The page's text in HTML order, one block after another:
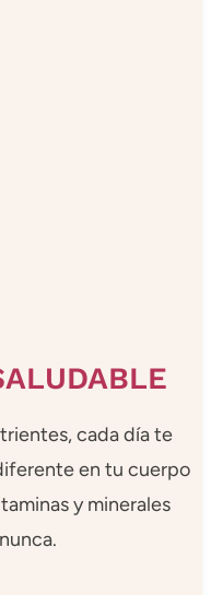
cada día te
en tu cuerpo
y minerales